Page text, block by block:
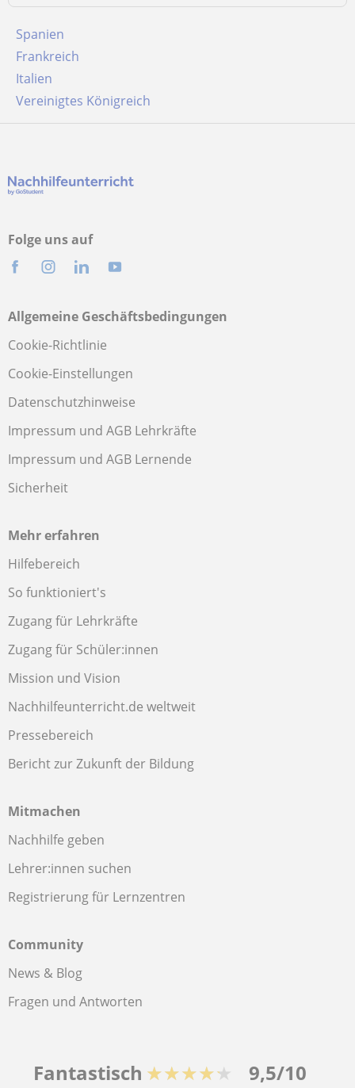
Spanien
Frankreich
Italien
Vereinigtes Königreich
Folge uns auf
Allgemeine Geschäftsbedingungen
Cookie-Richtlinie
Cookie-Einstellungen
Datenschutzhinweise
Impressum und AGB Lehrkräfte
Impressum und AGB Lernende
Sicherheit
Mehr erfahren
Hilfebereich
So funktioniert's
Zugang für Lehrkräfte
Zugang für Schüler:innen
Mission und Vision
Nachhilfeunterricht.de weltweit
Pressebereich
Bericht zur Zukunft der Bildung
Mitmachen
Nachhilfe geben
Lehrer:innen suchen
Registrierung für Lernzentren
Community
News & Blog
Fragen und Antworten
Fantastisch ★★★★★ 9,5/10